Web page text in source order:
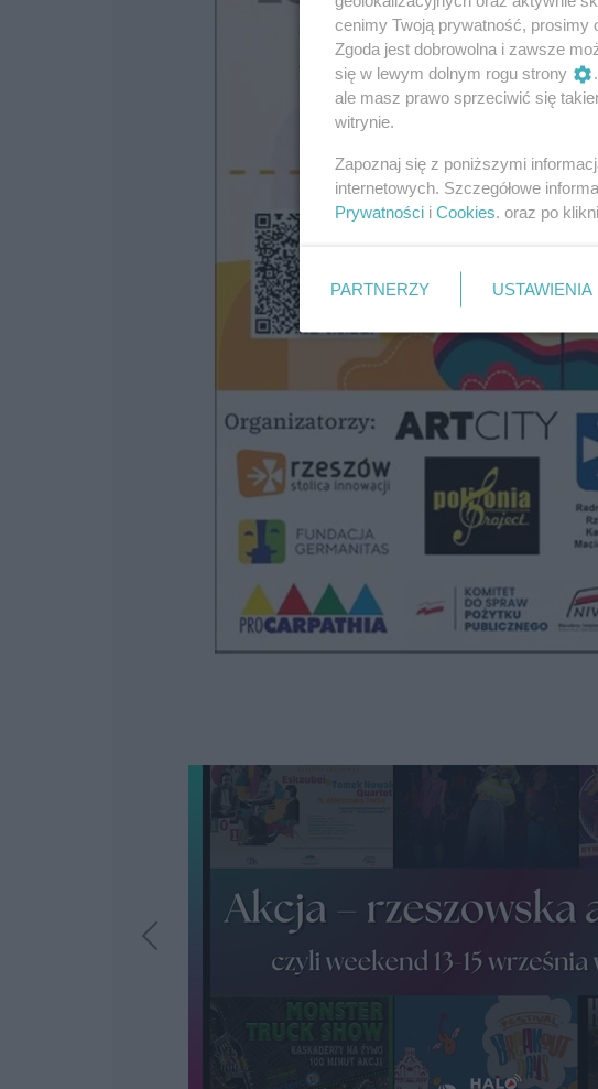
cenimy Twoją prywatność, prosimy
Zgoda jest dobrowolna i zawsze
się w lewym dolnym rogu strony
ale masz prawo sprzeciwić się
witrynie.
Zapoznaj się z poniższymi
internetowych. Szczegółowe
Prywatności i Cookies . oraz po
PARTNERZY USTAWIENIA